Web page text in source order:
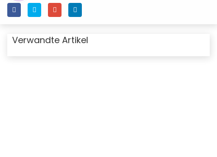
Verwandte Artikel